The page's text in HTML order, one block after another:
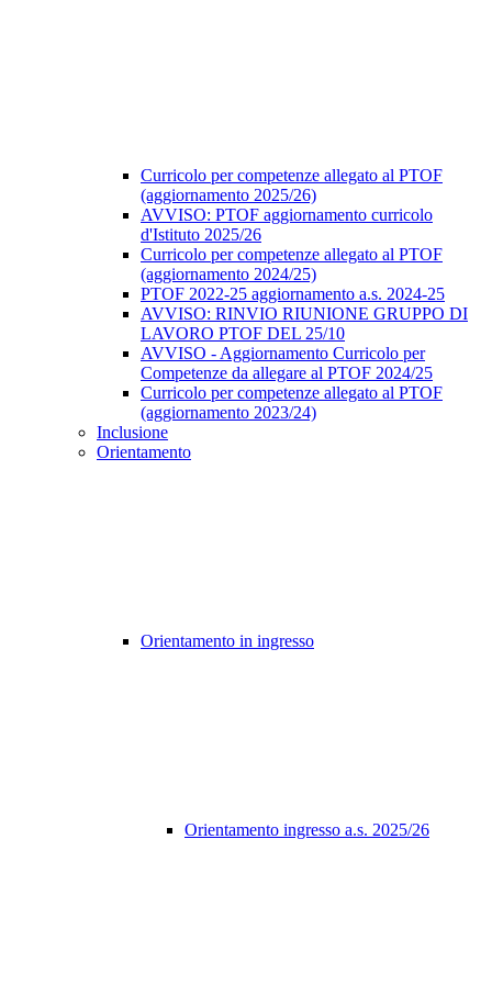
Curricolo per competenze allegato al PTOF
(aggiornamento 2025/26)
AVVISO: PTOF aggiornamento curricolo
d'Istituto 2025/26
Curricolo per competenze allegato al PTOF
(aggiornamento 2024/25)
PTOF 2022-25 aggiornamento a.s. 2024-25
AVVISO: RINVIO RIUNIONE GRUPPO DI
LAVORO PTOF DEL 25/10
AVVISO - Aggiornamento Curricolo per
Competenze da allegare al PTOF 2024/25
Curricolo per competenze allegato al PTOF
(aggiornamento 2023/24)
Inclusione
Orientamento
Orientamento in ingresso
Orientamento ingresso a.s. 2025/26